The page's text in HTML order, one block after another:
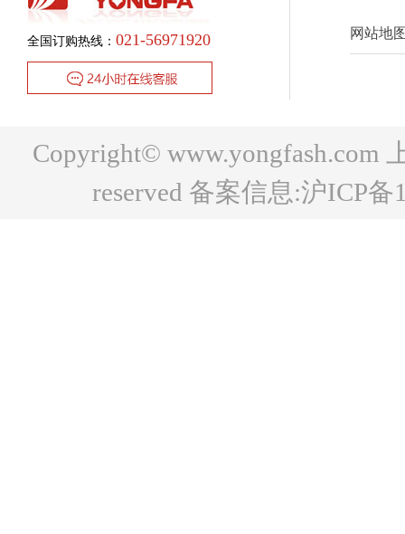
全国订购热线： 021-56971920 网站地
Copyright© www.yongfash.com
reserved 备案信息:沪ICP备